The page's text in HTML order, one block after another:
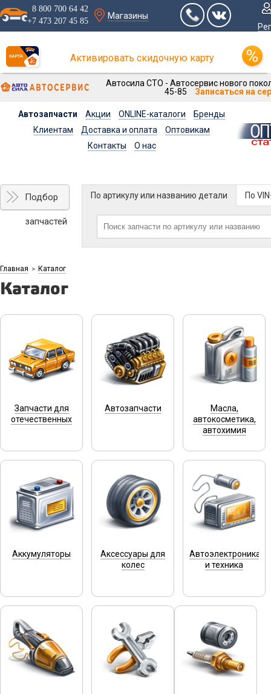
8 800 700 64 42
+7 473 207 45 85
Магазины
Активировать скидочную карту
Автосила СТО - Автосервис нового
45-85
Записаться на
Автозапчасти Акции ONLINE-каталоги
Бренды
Клиентам
Доставка и оплата
Оптовикам
Контакты
О нас
Подбор
запчастей
По артикулу или названию детали По
Главная > Каталог
Каталог
Запчасти для
отечественных
Автозапчасти
Масла,
автокосметика,
автохимия
Аккумуляторы
Аксессуары для
колес
Автоэлектроника
и техника